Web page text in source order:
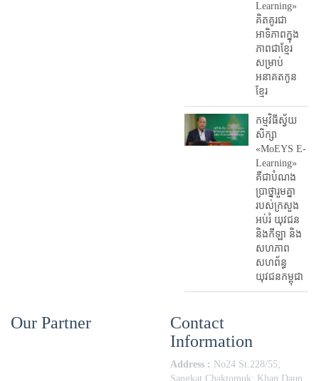
Learning»
គិតគូរជា
អាទិភាពក្នុង
ភាពជាខ្មែរ
សម្រាប់
អនាគតកូន
ខ្មែរ
កម្មវិធីស្វ័យ
សិក្សា
«MoEYS E-
Learning»
គឺជាបំណង
ប្រាថ្នារួមគ្នា
របស់ក្រសួង
អប់រំ​ យុវជន
និងកីឡា និង
សហភាព
សហព័ន្ធ
យុវជនកម្ពុជា
Our Partner
Contact
Information
Address : No24 St.228/55;
Sangkat Chaktomuk; Khan Daun